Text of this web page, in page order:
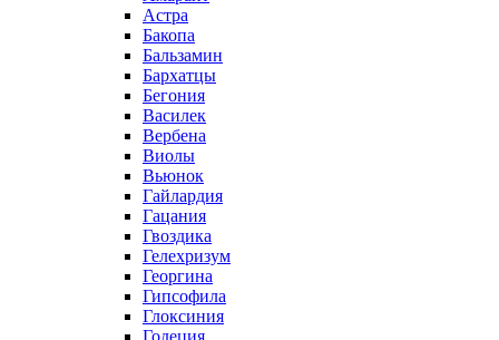
Астра
Бакопа
Бальзамин
Бархатцы
Бегония
Василек
Вербена
Виолы
Вьюнок
Гайлардия
Гацания
Гвоздика
Гелехризум
Георгина
Гипсофила
Глоксиния
Годеция